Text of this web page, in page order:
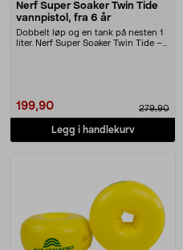
Nerf Super Soaker Twin Tide
vannpistol, fra 6 år
Dobbelt løp og en tank på nesten 1
liter. Nerf Super Soaker Twin Tide –
199,90 279,90
Legg i handlekurv